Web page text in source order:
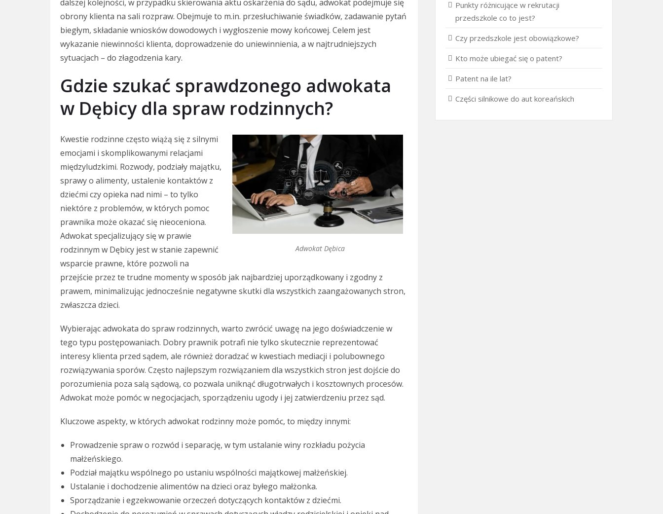
dalszej kolejności, w przypadku skierowania aktu oskarżenia do sądu, adwokat podejmuje się
obrony klienta na sali rozpraw. Obejmuje to m.in. przesłuchiwanie świadków, zadawanie pytań
biegłym, składanie wniosków dowodowych i wygłoszenie mowy końcowej. Celem jest
wykazanie niewinności klienta, doprowadzenie do uniewinnienia, a w najtrudniejszych
sytuacjach – do złagodzenia kary.
Gdzie szukać sprawdzonego adwokata
w Dębicy dla spraw rodzinnych?
Adwokat Dębica
Kwestie rodzinne często wiążą się z silnymi
emocjami i skomplikowanymi relacjami
międzyludzkimi. Rozwody, podziały majątku,
sprawy o alimenty, ustalenie kontaktów z
dziećmi czy opieka nad nimi – to tylko
niektóre z problemów, w których pomoc
prawnika może okazać się nieoceniona.
Adwokat specjalizujący się w prawie
rodzinnym w Dębicy jest w stanie zapewnić
wsparcie prawne, które pozwoli na
przejście przez te trudne momenty w sposób jak najbardziej uporządkowany i zgodny z
prawem, minimalizując jednocześnie negatywne skutki dla wszystkich zaangażowanych stron,
zwłaszcza dzieci.
Wybierając adwokata do spraw rodzinnych, warto zwrócić uwagę na jego doświadczenie w
tego typu postępowaniach. Dobry prawnik potrafi nie tylko skutecznie reprezentować
interesy klienta przed sądem, ale również doradzać w kwestiach mediacji i polubownego
rozwiązywania sporów. Często najlepszym rozwiązaniem dla wszystkich stron jest dojście do
porozumienia poza salą sądową, co pozwala uniknąć długotrwałych i kosztownych procesów.
Adwokat może pomóc w negocjacjach, sporządzeniu ugody i jej zatwierdzeniu przez sąd.
Kluczowe aspekty, w których adwokat rodzinny może pomóc, to między innymi:
Prowadzenie spraw o rozwód i separację, w tym ustalanie winy rozkładu pożycia
małżeńskiego.
Podział majątku wspólnego po ustaniu wspólności majątkowej małżeńskiej.
Ustalanie i dochodzenie alimentów na dzieci oraz byłego małżonka.
Sporządzanie i egzekwowanie orzeczeń dotyczących kontaktów z dziećmi.
Punkty różnicujące w rekrutacji
przedszkole co to jest?
Czy przedszkole jest obowiązkowe?
Kto może ubiegać się o patent?
Patent na ile lat?
Części silnikowe do aut koreańskich